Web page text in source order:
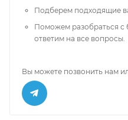
Подберем подходящие
Поможем разобраться с
ответим на все вопросы.
Вы можете позвонить нам